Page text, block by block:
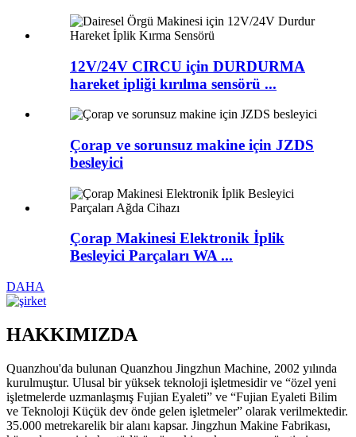
12V/24V CIRCU için DURDURMA
hareket ipliği kırılma sensörü ...
Çorap ve sorunsuz makine için JZDS
besleyici
Çorap Makinesi Elektronik İplik
Besleyici Parçaları WA ...
DAHA
HAKKIMIZDA
Quanzhou'da bulunan Quanzhou Jingzhun Machine, 2002 yılında
kurulmuştur. Ulusal bir yüksek teknoloji işletmesidir ve “özel yeni
işletmelerde uzmanlaşmış Fujian Eyaleti” ve “Fujian Eyaleti Bilim
ve Teknoloji Küçük dev önde gelen işletmeler” olarak verilmektedir.
35.000 metrekarelik bir alanı kapsar. Jingzhun Makine Fabrikası,